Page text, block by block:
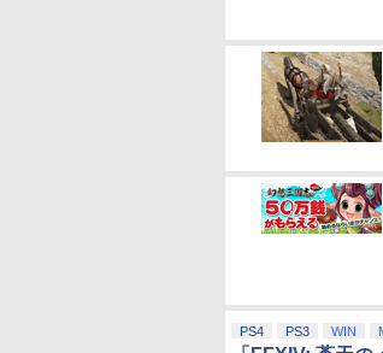
PS4 PS3 WIN